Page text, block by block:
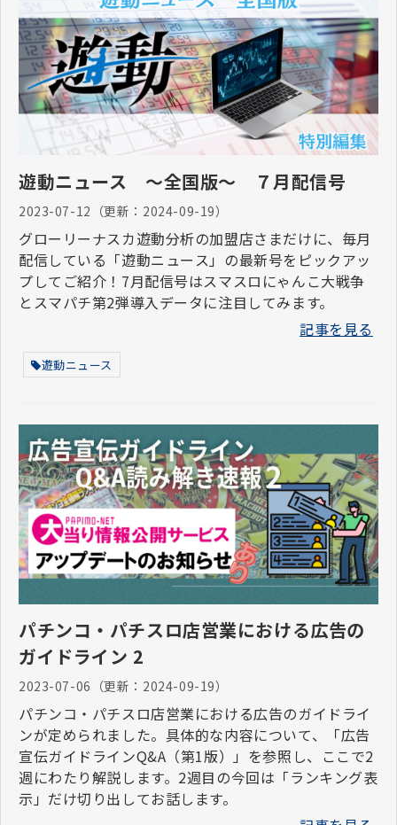
遊動ニュース ～全国版～ ７月配信号
2023-07-12 （更新： 2024-09-19）
グローリーナスカ遊動分析の加盟店さまだけに、毎月
配信している「遊動ニュース」の最新号をピックアッ
プしてご紹介！7月配信号はスマスロにゃんこ大戦争
とスマパチ第2弾導入データに注目してみます。
記事を見る
遊動ニュース
パチンコ・パチスロ店営業における広告の
ガイドライン 2
2023-07-06 （更新： 2024-09-19）
パチンコ・パチスロ店営業における広告のガイドライ
ンが定められました。具体的な内容について、「広告
宣伝ガイドラインQ&A（第1版）」を参照し、ここで2
週にわたり解説します。2週目の今回は「ランキング表
示」だけ切り出してお話します。